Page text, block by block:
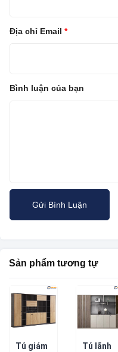
Bình luận của bạn
Địa chỉ Email *
Sản phẩm tương tự
Tủ giám
Tủ lãnh